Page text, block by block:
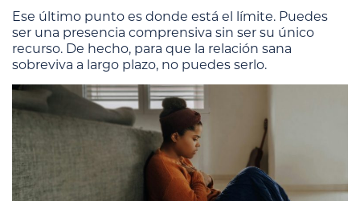
Ese último punto es donde está el límite. Puedes
ser una presencia comprensiva sin ser su único
recurso. De hecho, para que la relación sana
sobreviva a largo plazo, no puedes serlo.